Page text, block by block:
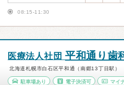
08:15-11:30
医療法人社団 平和通り歯
北海道札幌市白石区平和通（南郷13丁目駅）
駐車場あり 電子決済可 マイ